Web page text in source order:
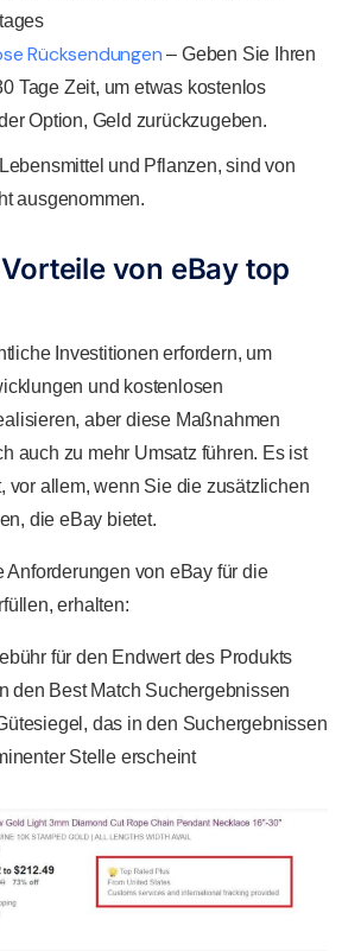
Rücksendungen – Geben Sie Ihren
Tage Zeit, um etwas kostenlos
Option, Geld zurückzugeben.
und Pflanzen, sind von
ausgenommen.
von eBay top
Investitionen erfordern, um
und kostenlosen
aber diese Maßnahmen
auch zu mehr Umsatz führen. Es ist
vor allem, wenn Sie die zusätzlichen
die eBay bietet.
Anforderungen von eBay für die
erhalten:
für den Endwert des Produkts
den Best Match Suchergebnissen
das in den Suchergebnissen
Stelle erscheint